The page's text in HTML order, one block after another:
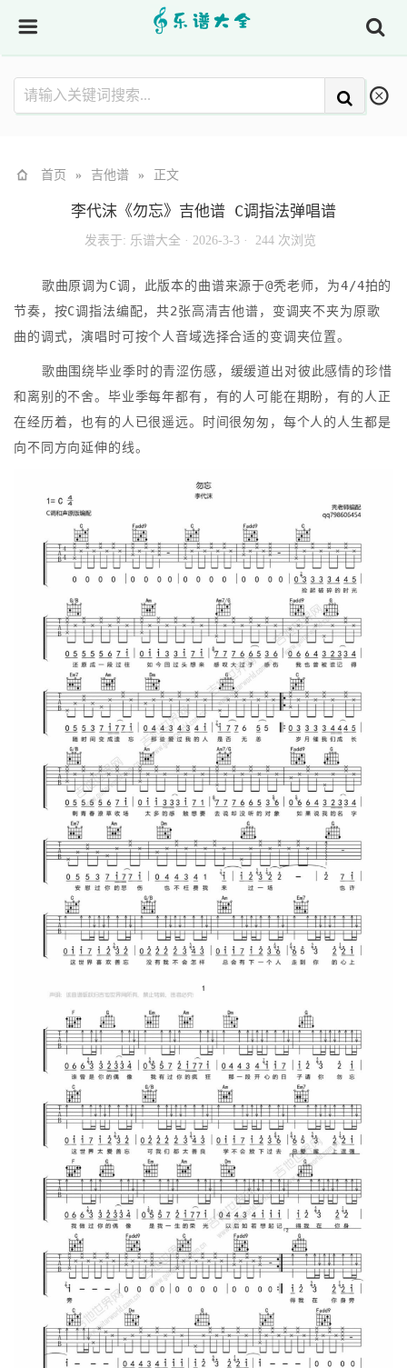
首页 » 吉他谱 » 正文
李代沫《勿忘》吉他谱 C调指法弹唱谱
发表于: 乐谱大全· 2026-3-3 · 244 次浏览
歌曲原调为C调，此版本的曲谱来源于@秃老师，为4/4拍的
节奏，按C调指法编配，共2张高清吉他谱，变调夹不夹为原歌
曲的调式，演唱时可按个人音域选择合适的变调夹位置。
歌曲围绕毕业季时的青涩伤感，缓缓道出对彼此感情的珍惜
和离别的不舍。毕业季每年都有，有的人可能在期盼，有的人正
在经历着，也有的人已很遥远。时间很匆匆，每个人的人生都是
向不同方向延伸的线。